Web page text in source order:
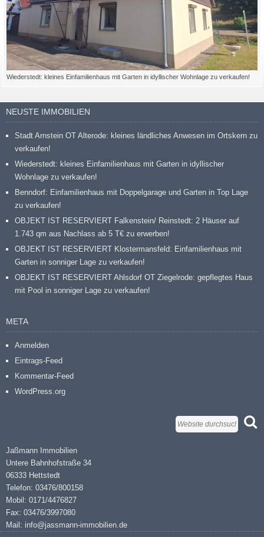
Wiederstedt: kleines Einfamilienhaus mit Garten in idyllischer Wohnlage zu verkaufen!
NEUSTE IMMOBILIEN
Stadt Arnstein OT Alterode: kleines ländliches Anwesen im Ortskern zu
verkaufen!
Wiederstedt: kleines Einfamilienhaus mit Garten in idyllischer
Wohnlage zu verkaufen!
Benndorf: Einfamilienhaus mit Doppelgarage und Garten in Top Lage
zu verkaufen!
OBJEKT IST RESERVIERT Falkenstein/ Reinstedt: 2 Häuser auf
1.743 qm aus Nachlass ab 5 T€ zu erwerben!
OBJEKT IST RESERVIERT Klostermansfeld: Einfamilienhaus mit
Garten in sonniger Lage zu verkaufen!
OBJEKT IST RESERVIERT Ahlsdorf OT Ziegelrode: gepflegtes Haus
mit Pool in sonniger Lage zu verkaufen!
META
Anmelden
Eintrags-Feed
Kommentar-Feed
WordPress.org
Jaßmann Immobilien
Untere Bahnhofstraße 34
06333 Hettstedt
Telefon: 03476/800158
Mobil: 0171/4476827
Fax: 03476/3997080
Mail: info@jassmann-immobilien.de